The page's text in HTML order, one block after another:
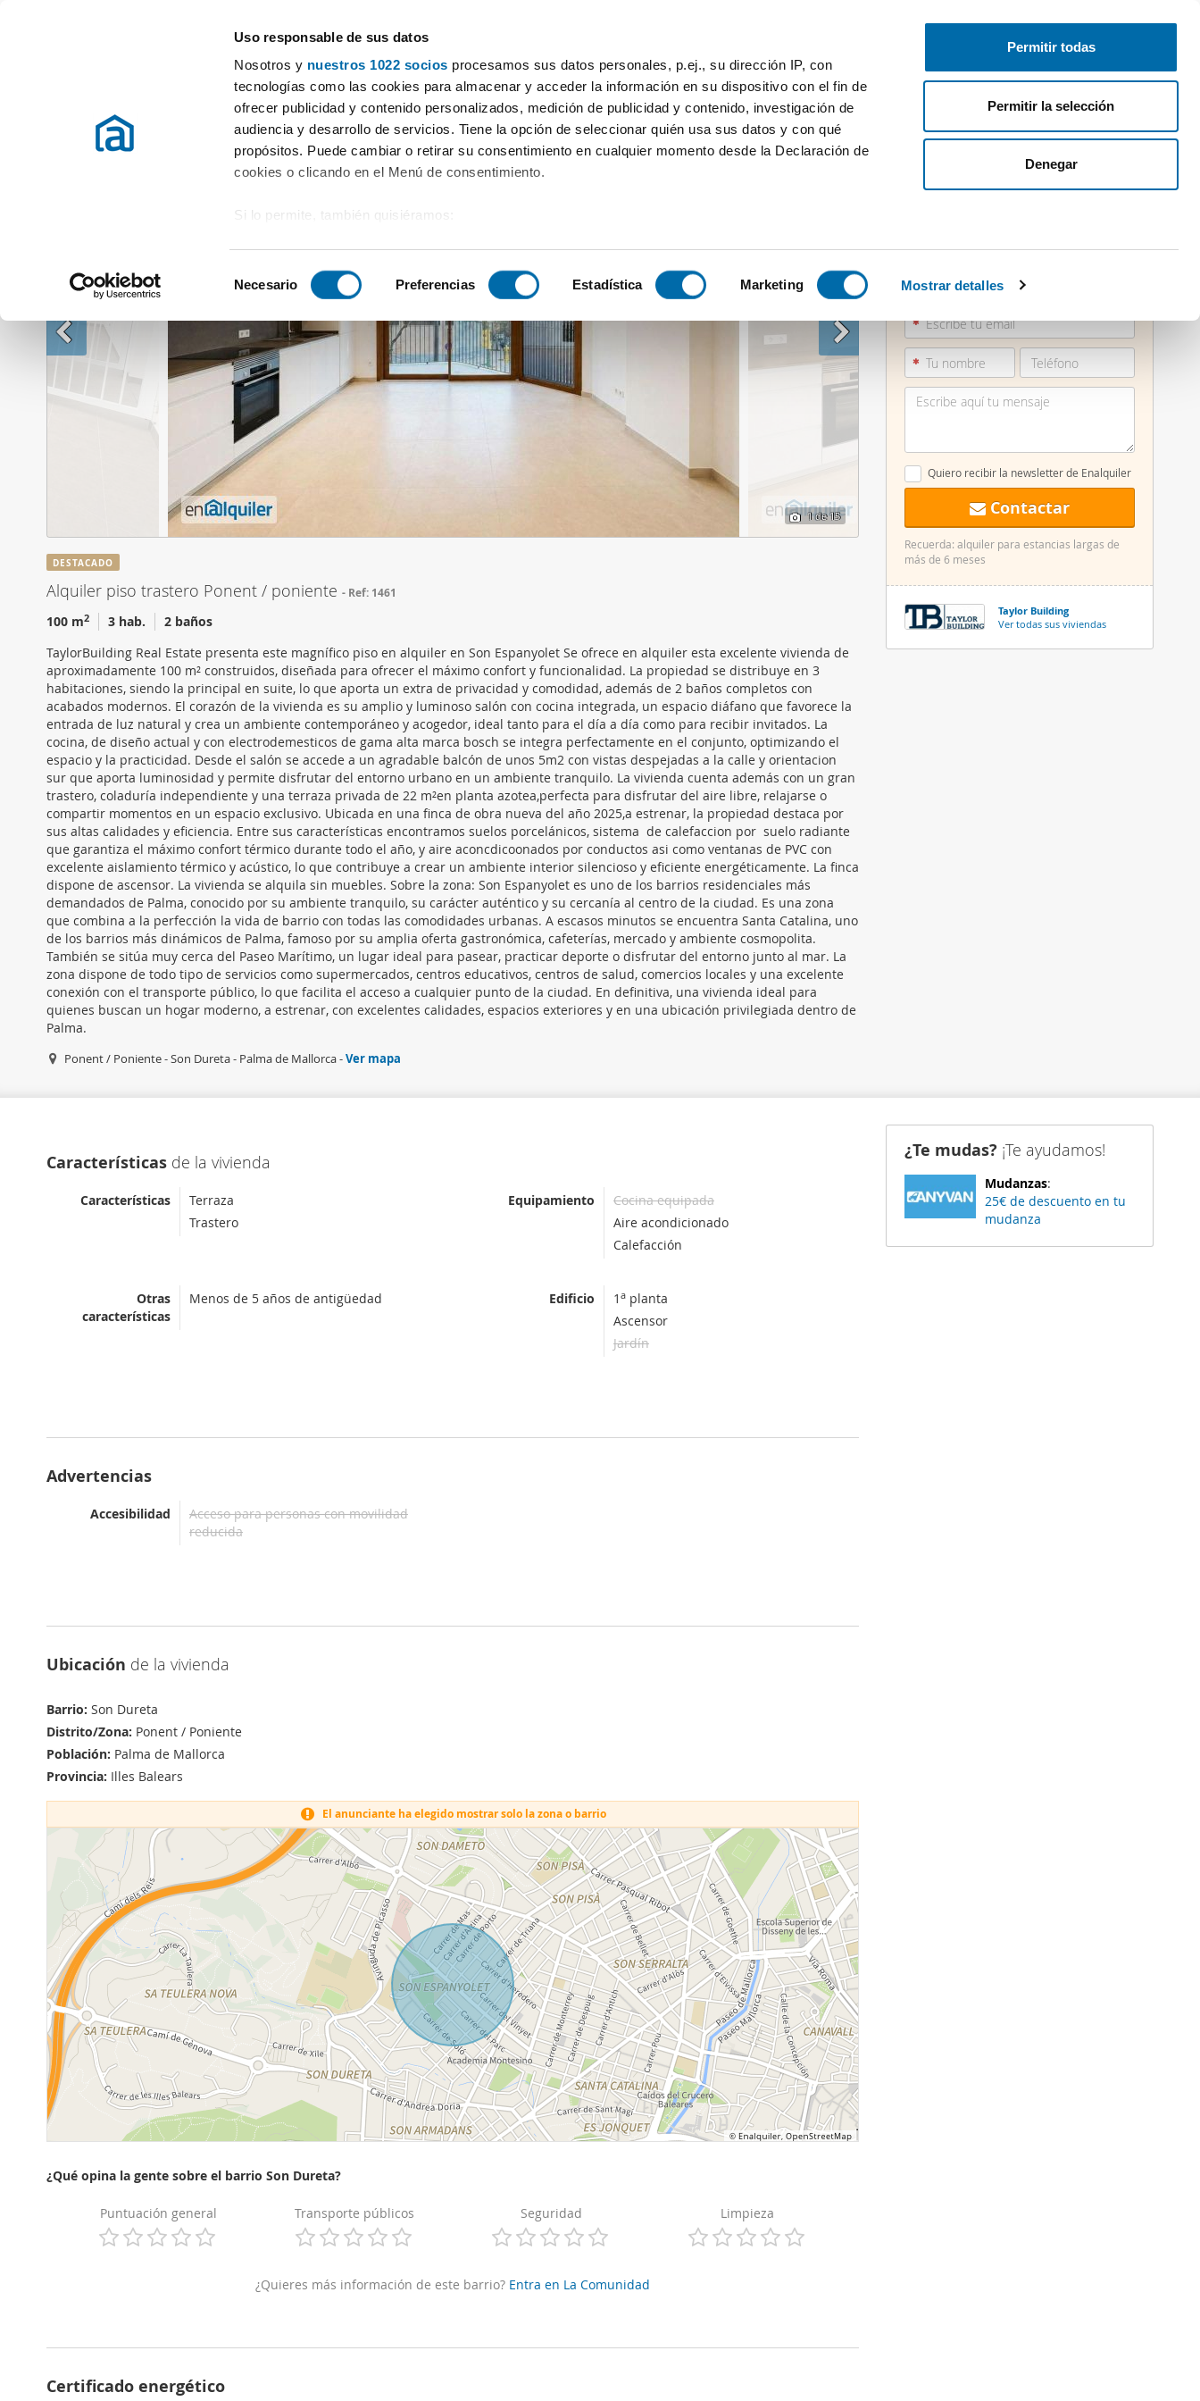
Uso responsable de sus datos
Nosotros y nuestros 1022 socios procesamos sus datos personales, p.ej., su dirección IP, con
tecnologías como las cookies para almacenar y acceder la información en su dispositivo con el fin de
ofrecer publicidad y contenido personalizados, medición de publicidad y contenido, investigación de
audiencia y desarrollo de servicios. Tiene la opción de seleccionar quién usa sus datos y con qué
propósitos. Puede cambiar o retirar su consentimiento en cualquier momento desde la Declaración de
cookies o clicando en el Menú de consentimiento.
Si lo permite, también quisiéramos:
Identificar su dispositivo analizándolo activamente para buscar características específicas (huellas
Obtenga más información sobre cómo se procesan sus datos personales y establezca sus
preferencias en la
sección de datos . Puede cambiar o retirar su consentimiento en cualquier momento
en la Declaración de cookies.
Las cookies de este sitio web se usan para personalizar el contenido y los anuncios, ofrecer funciones
de redes sociales y analizar el tráfico. Además, compartimos información sobre el uso que haga del
sitio web con nuestros partners de redes sociales, publicidad y análisis web, quienes pueden
combinarla con otra información que les haya proporcionado o que hayan recopilado a partir del uso
que haya hecho de sus servicios.
e
e
c
c
ó
n
d
c
e
i
m
i
e
n
t
o
Necesario Preferencias Estadística Marketing Mostrar detalles
Permitir todas
Permitir la selección
Denegar
Publica gratis Inicia sesión
Alquiler Pisos Palma de mallorca Alquiler piso trastero Ponent / poniente
1de 15
871 21... Ver teléfono
Quiero recibir la newsletter de Enalquiler
Contactar
Recuerda: alquiler para estancias largas de
más de 6 meses
Taylor Building
Ver todas sus viviendas
DESTACADO
Alquiler piso trastero Ponent / poniente Ref: 1461
100 m2 3 hab.
2 baños
TaylorBuilding Real Estate presenta este magnífico piso en alquiler en Son Espanyolet Se ofrece en alquiler esta excelente vivienda de
aproximadamente 100 m² construidos, diseñada para ofrecer el máximo confort y funcionalidad. La propiedad se distribuye en 3
habitaciones, siendo la principal en suite, lo que aporta un extra de privacidad y comodidad, además de 2 baños completos con
acabados modernos. El corazón de la vivienda es su amplio y luminoso salón con cocina integrada, un espacio diáfano que favorece la
entrada de luz natural y crea un ambiente contemporáneo y acogedor, ideal tanto para el día a día como para recibir invitados. La
cocina, de diseño actual y con electrodemesticos de gama alta marca bosch se integra perfectamente en el conjunto, optimizando el
espacio y la practicidad. Desde el salón se accede a un agradable balcón de unos 5m2 con vistas despejadas a la calle y orientacion
sur que aporta luminosidad y permite disfrutar del entorno urbano en un ambiente tranquilo. La vivienda cuenta además con un gran
trastero, coladuría independiente y una terraza privada de 22 m²en planta azotea,perfecta para disfrutar del aire libre, relajarse o
compartir momentos en un espacio exclusivo. Ubicada en una finca de obra nueva del año 2025,a estrenar, la propiedad destaca por
sus altas calidades y eficiencia. Entre sus características encontramos suelos porcelánicos, sistema de calefaccion por suelo radiante
que garantiza el máximo confort térmico durante todo el año, y aire aconcdicoonados por conductos asi como ventanas de PVC con
excelente aislamiento térmico y acústico, lo que contribuye a crear un ambiente interior silencioso y eficiente energéticamente. La finca
dispone de ascensor. La vivienda se alquila sin muebles. Sobre la zona: Son Espanyolet es uno de los barrios residenciales más
demandados de Palma, conocido por su ambiente tranquilo, su carácter auténtico y su cercanía al centro de la ciudad. Es una zona
que combina a la perfección la vida de barrio con todas las comodidades urbanas. A escasos minutos se encuentra Santa Catalina, uno
de los barrios más dinámicos de Palma, famoso por su amplia oferta gastronómica, cafeterías, mercado y ambiente cosmopolita.
También se sitúa muy cerca del Paseo Marítimo, un lugar ideal para pasear, practicar deporte o disfrutar del entorno junto al mar. La
zona dispone de todo tipo de servicios como supermercados, centros educativos, centros de salud, comercios locales y una excelente
conexión con el transporte público, lo que facilita el acceso a cualquier punto de la ciudad. En definitiva, una vivienda ideal para
quienes buscan un hogar moderno, a estrenar, con excelentes calidades, espacios exteriores y en una ubicación privilegiada dentro de
Palma.
Ponent / Poniente - Son Dureta - Palma de Mallorca -Ver mapa
Características de la vivienda
Características
Terraza
Trastero
Equipamiento
Cocina equipada
Aire acondicionado
Calefacción
Otras
características
Menos de 5 años de antigüedad Edificio 1 a planta
Ascensor
Jardín
Advertencias
Accesibilidad
Acceso para personas con movilidad
reducida
Ubicación de la vivienda
Barrio: Son Dureta
Distrito/Zona: Ponent / Poniente
Población: Palma de Mallorca
Provincia: Illes Balears
El anunciante ha elegido mostrar solo la zona o barrio
¿Qué opina la gente sobre el barrio Son Dureta?
Puntuación general Transporte públicos Seguridad Limpieza
¿Quieres más información de este barrio? Entra en La Comunidad
Certificado energético
¿Te mudas? ¡Te ayudamos!
Mudanzas:
25€ de descuento en tu
mudanza